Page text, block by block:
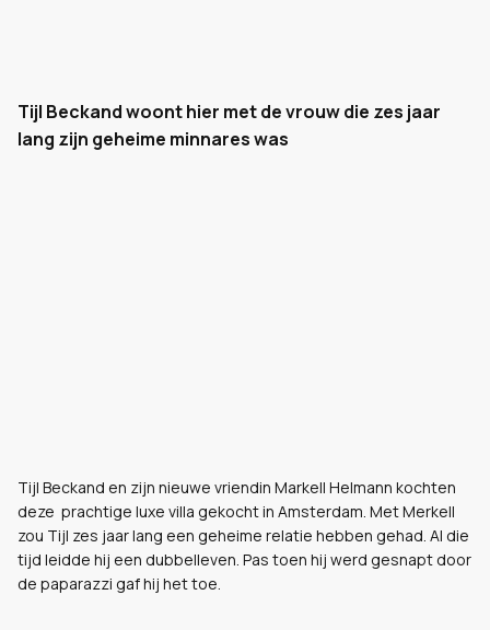
Tijl Beckand woont hier met de vrouw die zes jaar
lang zijn geheime minnares was
Tijl Beckand en zijn nieuwe vriendin Markell Helmann kochten
deze prachtige luxe villa gekocht in Amsterdam. Met Merkell
zou Tijl zes jaar lang een geheime relatie hebben gehad. Al die
tijd leidde hij een dubbelleven. Pas toen hij werd gesnapt door
de paparazzi gaf hij het toe.